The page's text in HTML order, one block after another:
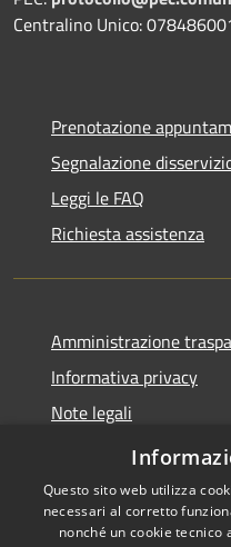
Centralino Unico:
Prenotazione
Segnalazione
Leggi le FAQ
Richiesta assistenza
Amministrazione
Informativa privacy
Note legali
Dichiarazione di
Questo sito web utilizza
necessari al corretto
nonché un cookie